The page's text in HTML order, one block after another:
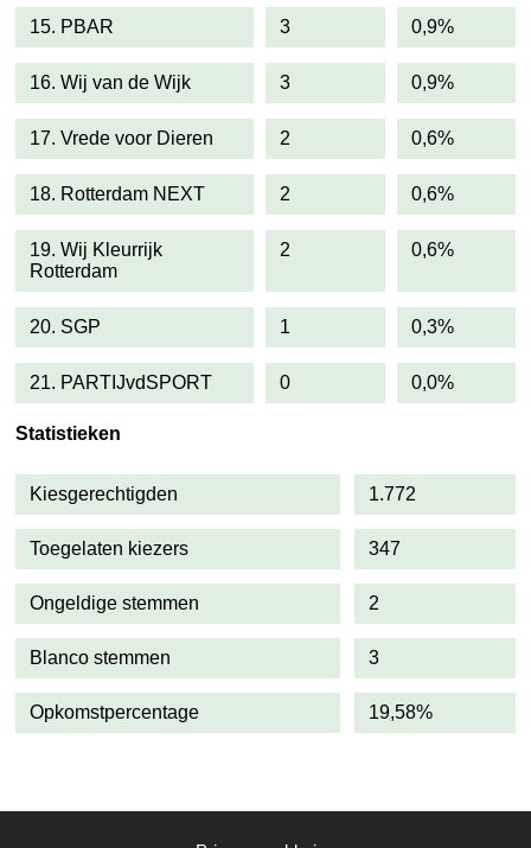
15. PBAR 3 0,9%
16. Wij van de Wijk 3 0,9%
17. Vrede voor Dieren 2 0,6%
18. Rotterdam NEXT 2 0,6%
19. Wij Kleurrijk
Rotterdam
2 0,6%
20. SGP 1 0,3%
21. PARTIJvdSPORT 0 0,0%
Statistieken
Kiesgerechtigden 1.772
Toegelaten kiezers 347
Ongeldige stemmen 2
Blanco stemmen 3
Opkomstpercentage 19,58%